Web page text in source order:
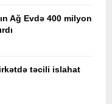
Ağ Evdə 400 milyon
təcili islahat